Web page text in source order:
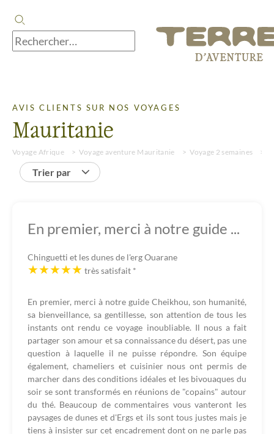
AVIS CLIENTS SUR NOS VOYAGES
Mauritanie
Voyage Afrique Voyage aventure Mauritanie Voyage 2 semaines
Trier par
En premier, merci à notre guide ...
Chinguetti et les dunes de l'erg Ouarane
très satisfait *
En premier, merci à notre guide Cheikhou, son humanité,
sa bienveillance, sa gentillesse, son attention de tous les
instants ont rendu ce voyage inoubliable. Il nous a fait
partager son amour et sa connaissance du désert, pas une
question à laquelle il ne puisse répondre. Son équipe
également, chameliers et cuisinier nous ont permis de
marcher dans des conditions idéales et les bivouaques du
soir se sont transformés en réunions de "copains" autour
du thé. Beaucoup de commentaires vous vanteront les
paysages de dunes et d'Ergs et ils sont tous justes mais je
tiens à insister sur cet encadrement dont on ne parle pas